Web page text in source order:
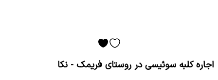
اجاره کلبه سوئیسی در روستای فریمک - نکا